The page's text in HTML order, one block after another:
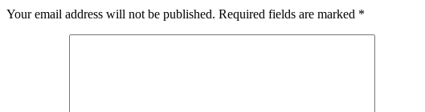
Your email address will not be published. Required fields are marked *